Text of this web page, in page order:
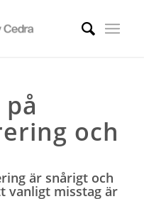
och
är snårigt och
vanligt misstag är